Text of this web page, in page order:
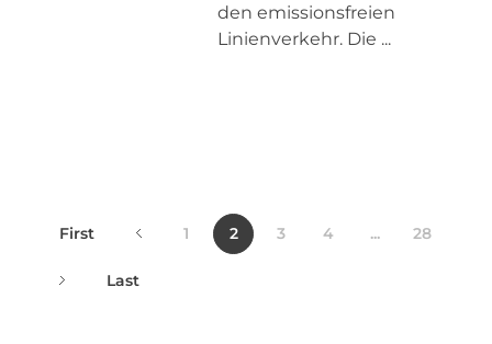
den emissionsfreien
Linienverkehr. Die ...
First 1 2 3 4 ... 28
Last